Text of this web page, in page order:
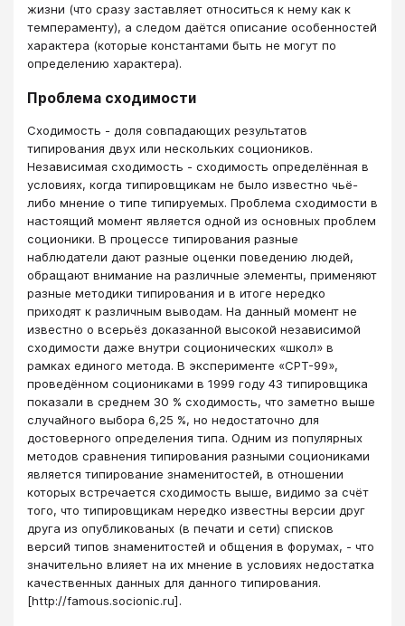
жизни (что сразу заставляет относиться к нему как к
темпераменту), а следом даётся описание особенностей
характера (которые константами быть не могут по
определению характера).
Проблема сходимости
Сходимость - доля совпадающих результатов
типирования двух или нескольких социоников.
Независимая сходимость - сходимость определённая в
условиях, когда типировщикам не было известно чьё-
либо мнение о типе типируемых. Проблема сходимости в
настоящий момент является одной из основных проблем
соционики. В процессе типирования разные
наблюдатели дают разные оценки поведению людей,
обращают внимание на различные элементы, применяют
разные методики типирования и в итоге нередко
приходят к различным выводам. На данный момент не
известно о всерьёз доказанной высокой независимой
сходимости даже внутри соционических «школ» в
рамках единого метода. В эксперименте «СРТ-99»,
проведённом социониками в 1999 году 43 типировщика
показали в среднем 30 % сходимость, что заметно выше
случайного выбора 6,25 %, но недостаточно для
достоверного определения типа. Одним из популярных
методов сравнения типирования разными социониками
является типирование знаменитостей, в отношении
которых встречается сходимость выше, видимо за счёт
того, что типировщикам нередко известны версии друг
друга из опубликованых (в печати и сети) списков
версий типов знаменитостей и общения в форумах, - что
значительно влияет на их мнение в условиях недостатка
качественных данных для данного типирования.
[http://famous.socionic.ru].